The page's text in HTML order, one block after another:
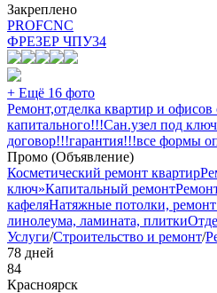
Закреплено
PROFCNC
ФРЕЗЕР ЧПУ34
+ Ещё 16 фото
Ремонт,отделка квартир и офисов
капитального!!!Сан.узел под
договор!!!гарантия!!!все формы
Промо (Объявление)
Косметический ремонт квартир
ключ»Капитальный ремонт
кафеляНатяжные потолки, ремонт
линолеума, ламината, плитки
Услуги/Строительство и ремонт/
78 дней
84
Красноярск